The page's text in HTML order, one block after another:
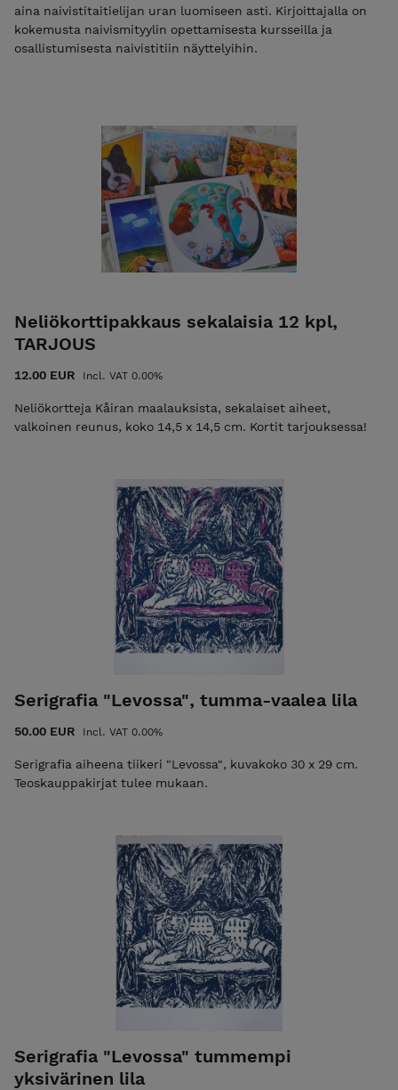
aina naivistitaitielijan uran luomiseen asti. Kirjoittajalla on
kokemusta naivismityylin opettamisesta kursseilla ja
osallistumisesta naivistitiin näyttelyihin.
Neliökorttipakkaus sekalaisia 12 kpl,
TARJOUS
12.00 EUR Incl. VAT 0.00%
Neliökortteja Kåiran maalauksista, sekalaiset aiheet,
valkoinen reunus, koko 14,5 x 14,5 cm. Kortit tarjouksessa!
Serigrafia "Levossa", tumma-vaalea lila
50.00 EUR Incl. VAT 0.00%
Serigrafia aiheena tiikeri "Levossa", kuvakoko 30 x 29 cm.
Teoskauppakirjat tulee mukaan.
Serigrafia "Levossa" tummempi
yksivärinen lila